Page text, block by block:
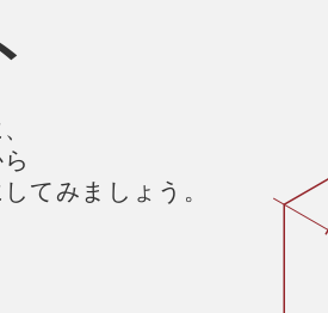
てみましょう。